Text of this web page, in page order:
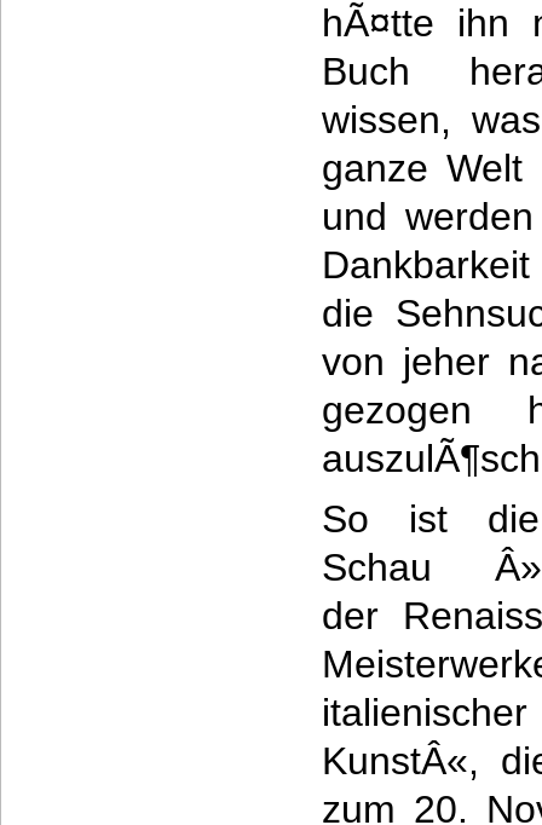
hÃ¤tte ihn
Buch
wissen,
ganze Welt
und
die
von jeher
So ist die
Schau
der
KunstÂ«,
zum 20.